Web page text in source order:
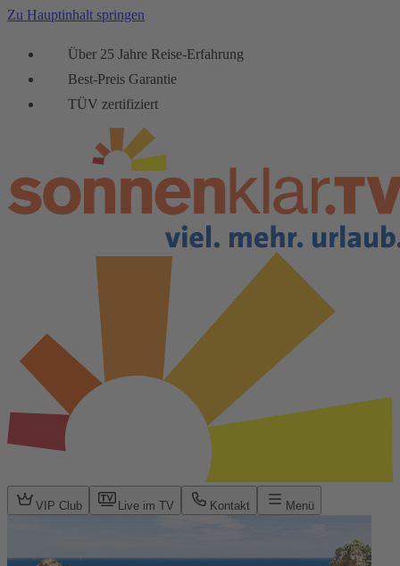
Zu Hauptinhalt springen
Über 25 Jahre Reise-Erfahrung
Best-Preis Garantie
TÜV zertifiziert
VIP Club Live im TV Kontakt Menü